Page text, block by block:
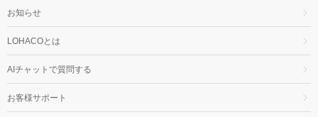
お知らせ
LOHACOとは
AIチャットで質問する
お客様サポート